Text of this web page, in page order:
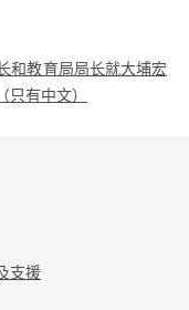
和教育局局长就大埔宏
有中文）
支援